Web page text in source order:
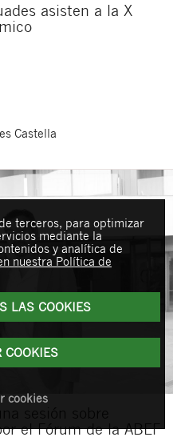
asisten a la X
Castella
el Fórum de la ABEF
terceros, para optimizar
mediante la
y analítica de
nuestra Política de
LAS COOKIES
COOKIES
cookies